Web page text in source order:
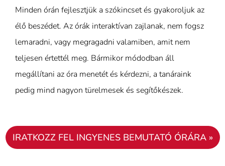
Minden órán fejlesztjük a szókincset és gyakoroljuk az
élő beszédet. Az órák interaktívan zajlanak, nem fogsz
lemaradni, vagy megragadni valamiben, amit nem
teljesen értettél meg. Bármikor módodban áll
megállítani az óra menetét és kérdezni, a tanáraink
pedig mind nagyon türelmesek és segítőkészek.
IRATKOZZ FEL INGYENES BEMUTATÓ ÓRÁRA »